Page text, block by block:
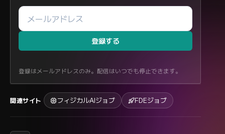
登録する
登録はメールアドレスのみ。配信はいつでも停止できます。
関連サイト フィジカルAIジョブ FDEジョブ